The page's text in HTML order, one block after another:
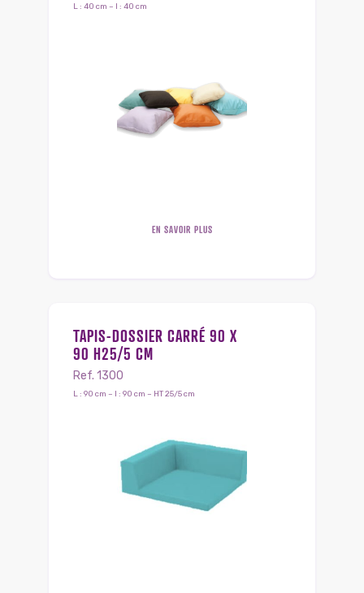
L : 40 cm – l : 40 cm
EN SAVOIR PLUS
TAPIS-DOSSIER CARRÉ 90 X
90 H25/5 CM
Ref. 1300
L : 90 cm – l : 90 cm – HT 25/5 cm